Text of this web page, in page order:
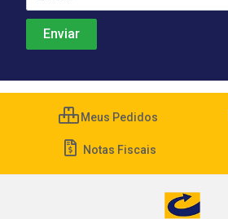
Meus Pedidos
Notas Fiscais